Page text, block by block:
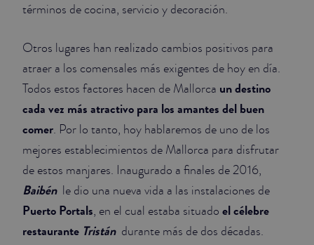
términos de cocina, servicio y decoración.
Otros lugares han realizado cambios positivos para
atraer a los comensales más exigentes de hoy en día.
Todos estos factores hacen de Mallorca un destino
cada vez más atractivo para los amantes del buen
comer. Por lo tanto, hoy hablaremos de uno de los
mejores establecimientos de Mallorca para disfrutar
de estos manjares. Inaugurado a finales de 2016,
Baibénle dio una nueva vida a las instalaciones de
Puerto Portals, en el cual estaba situado el célebre
restaurante Tristándurante más de dos décadas.